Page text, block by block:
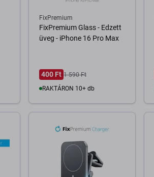
FixPremium
FixPremium Glass - Edzett
üveg - iPhone 16 Pro Max
400 Ft 1 590 Ft
RAKTÁRON 10+ db